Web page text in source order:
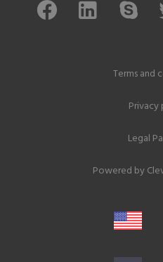
Terms and
Legal
Powered by